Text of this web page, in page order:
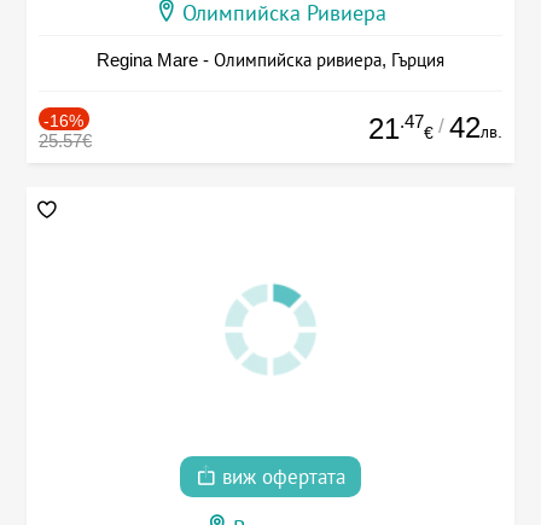
Олимпийска Ривиера
Regina Mare - Олимпийска ривиера, Гърция
-16%
25.57€ 21.47
€ / 42лв.
виж офертата